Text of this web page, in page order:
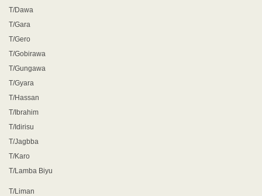
T/Dawa
T/Gara
T/Gero
T/Gobirawa
T/Gungawa
T/Gyara
T/Hassan
T/Ibrahim
T/Idirisu
T/Jagbba
T/Karo
T/Lamba Biyu
T/Liman